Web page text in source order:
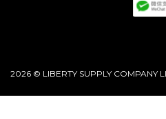
2026 © LIBERTY SUPPLY